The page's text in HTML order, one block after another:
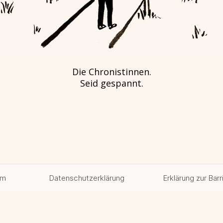
Die Chronistinnen.
Seid gespannt.
Datenschutzerklärung Erklärung zur